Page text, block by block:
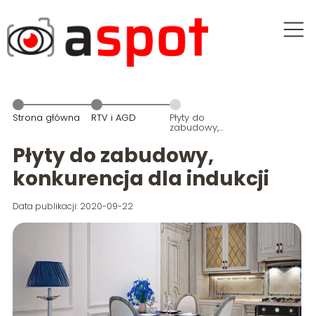
Strona główna RTV i AGD Płyty do
zabudowy,
konkurencja
Płyty do zabudowy,
konkurencja dla indukcji
Data publikacji: 2020-09-22